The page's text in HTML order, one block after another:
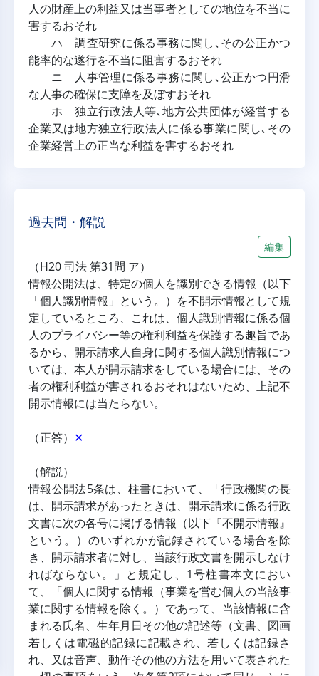
人の財産上の利益又は当事者としての地位を不当に
害するおそれ
ハ 調査研究に係る事務に関し､その公正かつ
能率的な遂行を不当に阻害するおそれ
ニ 人事管理に係る事務に関し､公正かつ円滑
な人事の確保に支障を及ぼすおそれ
ホ 独立行政法人等､地方公共団体が経営する
企業又は地方独立行政法人に係る事業に関し､その
企業経営上の正当な利益を害するおそれ
過去問・解説
編集
（H20 司法 第31問 ア）
情報公開法は、特定の個人を識別できる情報（以下
「個人識別情報」という。）を不開示情報として規
定しているところ、これは、個人識別情報に係る個
人のプライバシー等の権利利益を保護する趣旨であ
るから、開示請求人自身に関する個人識別情報につ
いては、本人が開示請求をしている場合には、その
者の権利利益が害されるおそれはないため、上記不
開示情報には当たらない。
（正答） ✕
（解説）
情報公開法5条は、柱書において、「行政機関の長
は、開示請求があったときは、開示請求に係る行政
文書に次の各号に掲げる情報（以下『不開示情報』
という。）のいずれかが記録されている場合を除
き、開示請求者に対し、当該行政文書を開示しなけ
ればならない。」と規定し、1号柱書本文におい
て、「個人に関する情報（事業を営む個人の当該事
業に関する情報を除く。）であって、当該情報に含
まれる氏名、生年月日その他の記述等（文書、図画
若しくは電磁的記録に記載され、若しくは記録さ
れ、又は音声、動作その他の方法を用いて表された